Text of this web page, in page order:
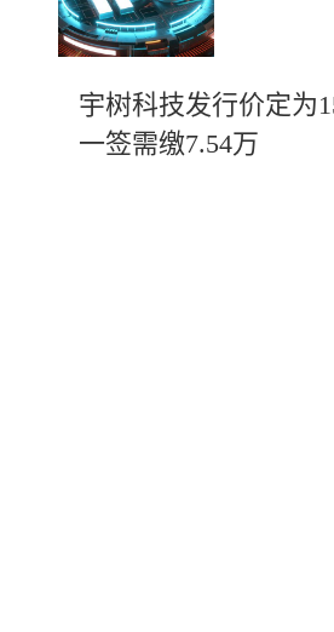
宇树科技发行价定为
一签需缴7.54万